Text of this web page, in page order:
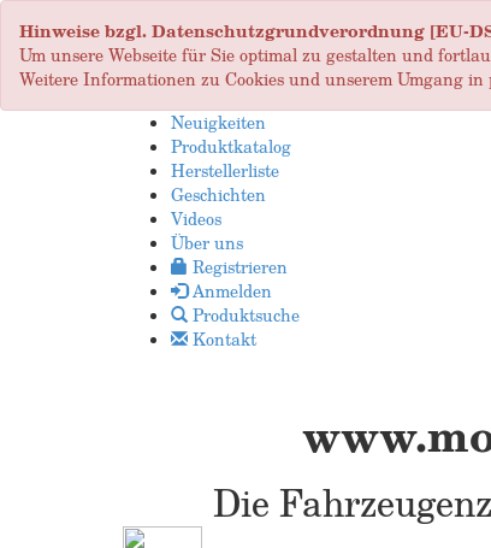
Hinweise bzgl. Datenschutzgrundverordnung [EU-
Um unsere Webseite für Sie optimal zu gestalten und
Weitere Informationen zu Cookies und unserem Umgang
Neuigkeiten
Produktkatalog
Herstellerliste
Geschichten
Videos
Über uns
Registrieren
Anmelden
Produktsuche
Kontakt
Die